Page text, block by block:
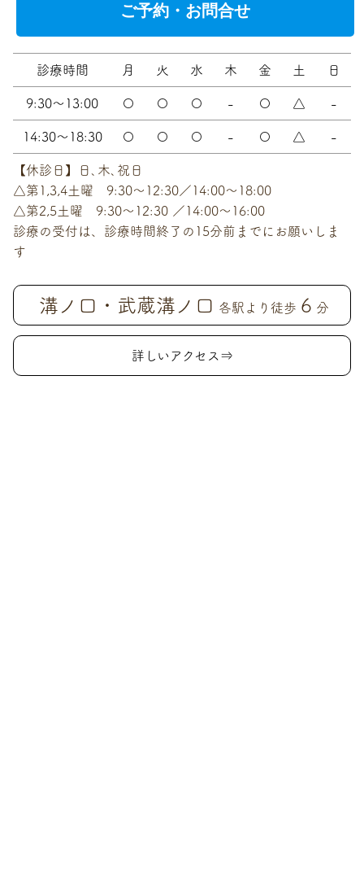
ご予約・お問合せ
診療時間 月 火 水 木 金 土 日
9:30～13:00 〇 〇 〇 - 〇 △ -
14:30～18:30 〇 〇 〇 - 〇 △ -
【休診日】日､木､祝日
△第1,3,4土曜 9:30～12:30／14:00～18:00
△第2,5土曜 9:30～12:30 ／14:00～16:00
診療の受付は、診療時間終了の15分前までにお願いしま
す
溝ノ口・武蔵溝ノ口 各駅より徒歩 6 分
詳しいアクセス⇒